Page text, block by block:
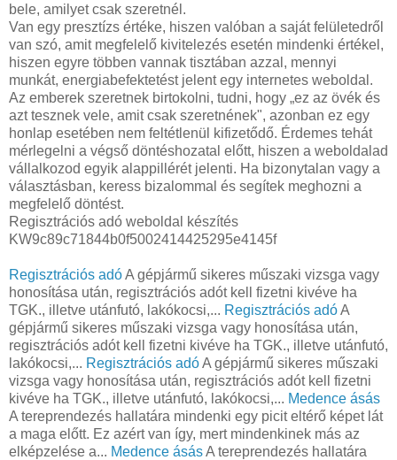
bele, amilyet csak szeretnél.
Van egy presztízs értéke, hiszen valóban a saját felületedről
van szó, amit megfelelő kivitelezés esetén mindenki értékel,
hiszen egyre többen vannak tisztában azzal, mennyi
munkát, energiabefektetést jelent egy internetes weboldal.
Az emberek szeretnek birtokolni, tudni, hogy „ez az övék és
azt tesznek vele, amit csak szeretnének", azonban ez egy
honlap esetében nem feltétlenül kifizetődő. Érdemes tehát
mérlegelni a végső döntéshozatal előtt, hiszen a weboldalad
vállalkozod egyik alappillérét jelenti. Ha bizonytalan vagy a
választásban, keress bizalommal és segítek meghozni a
megfelelő döntést.
Regisztrációs adó weboldal készítés
KW9c89c71844b0f5002414425295e4145f
Regisztrációs adóA gépjármű sikeres műszaki vizsga vagy
honosítása után, regisztrációs adót kell fizetni kivéve ha
TGK., illetve utánfutó, lakókocsi,... Regisztrációs adóA
gépjármű sikeres műszaki vizsga vagy honosítása után,
regisztrációs adót kell fizetni kivéve ha TGK., illetve utánfutó,
lakókocsi,... Regisztrációs adóA gépjármű sikeres műszaki
vizsga vagy honosítása után, regisztrációs adót kell fizetni
kivéve ha TGK., illetve utánfutó, lakókocsi,... Medence ásás
A tereprendezés hallatára mindenki egy picit eltérő képet lát
a maga előtt. Ez azért van így, mert mindenkinek más az
elképzelése a... Medence ásásA tereprendezés hallatára